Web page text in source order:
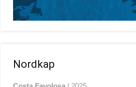
Nordkap